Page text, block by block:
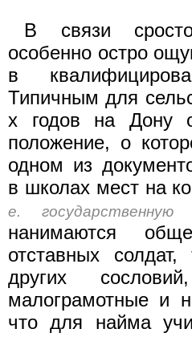
В связи
особенно остро
в
Типичным для
х годов на Дону
положение, о
одном из
в школах мест на
е. государственную
нанимаются
отставных
других
малограмотные и
что для найма